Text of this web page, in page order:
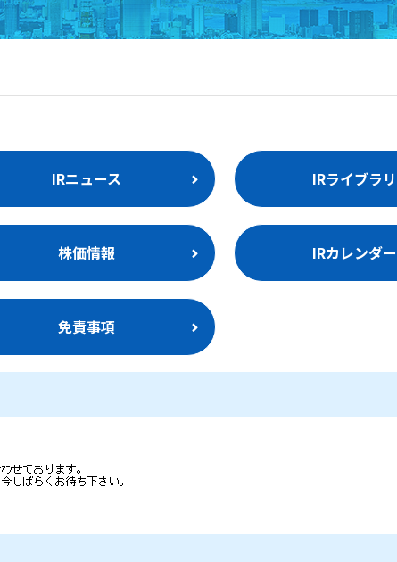
IRニュース IRライブラリ
株価情報 IRカレンダー
免責事項